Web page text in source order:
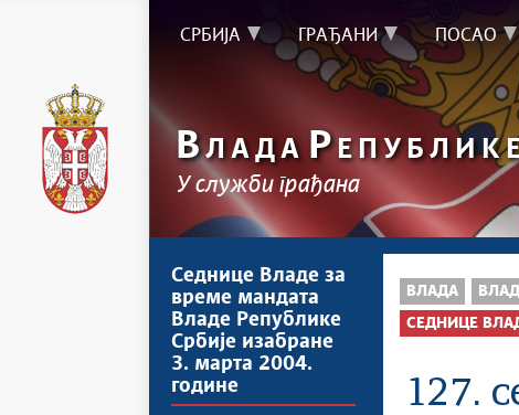
СРБИЈА ГРАЂАНИ ПОСАО
ВЛАДА Р
У служби грађана
Седнице Владе за
време мандата
Владе Републике
Србије изабране
3. марта 2004.
године
ВЛАДА
СЕДНИЦЕ
127.